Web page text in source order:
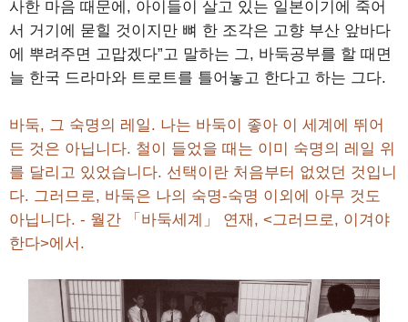
사한 마음 때문에, 아이들이 살고 있는 일본이기에 죽어
서 거기에 묻힐 것이지만 뼈 한 조각은 고향 부산 앞바다
에 뿌려주면 고맙겠다”고 말하는 그, 바둑공부를 할 때면
늘 한국 드라마와 트로트를 틀어놓고 한다고 하는 그다.
바둑, 그 숙명의 레일. 나는 바둑이 좋아 이 세계에 뛰어
든 것은 아닙니다. 철이 들었을 때는 이미 숙명의 레일 위
를 달리고 있었습니다. 선택이란 처음부터 없었던 것입니
다. 그러므로, 바둑은 나의 숙명-숙명 이외에 아무 것도
아닙니다. - 월간 「바둑세계」 연재, <그러므로, 이겨야
한다>에서.